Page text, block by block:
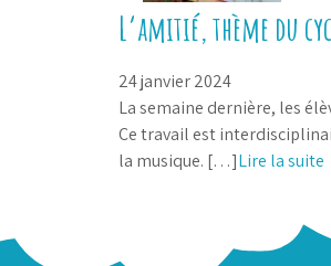
L’amitié, thème du
24 janvier 2024
La semaine dernière, les
Ce travail est
la musique. […]Lire la suite